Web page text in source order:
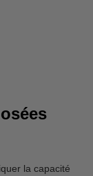
la capacité